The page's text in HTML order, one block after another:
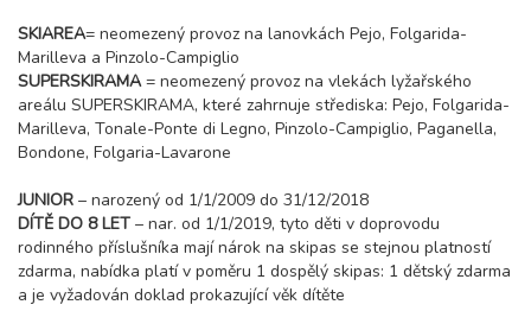
SKIAREA= neomezený provoz na lanovkách Pejo, Folgarida-
Marilleva a Pinzolo-Campiglio
SUPERSKIRAMA= neomezený provoz na vlekách lyžařského
areálu SUPERSKIRAMA, které zahrnuje střediska: Pejo, Folgarida-
Marilleva, Tonale-Ponte di Legno, Pinzolo-Campiglio, Paganella,
Bondone, Folgaria-Lavarone
JUNIOR – narozený od 1/1/2009 do 31/12/2018
DÍTĚ DO 8 LET – nar. od 1/1/2019, tyto děti v doprovodu
rodinného příslušníka mají nárok na skipas se stejnou platností
zdarma, nabídka platí v poměru 1 dospělý skipas: 1 dětský zdarma
a je vyžadován doklad prokazující věk dítěte